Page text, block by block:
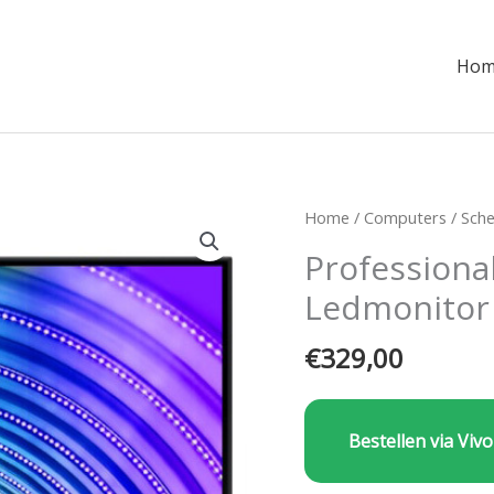
Home / Computers /
Ledmonitor
€329,00
Bestellen via